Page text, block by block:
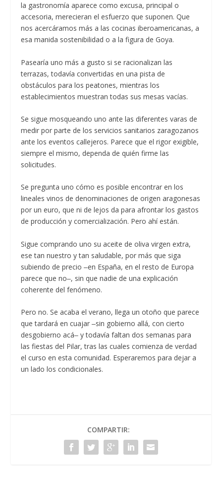
la gastronomía aparece como excusa, principal o
accesoria, merecieran el esfuerzo que suponen. Que
nos acercáramos más a las cocinas iberoamericanas, a
esa manida sostenibilidad o a la figura de Goya.
Pasearía uno más a gusto si se racionalizan las
terrazas, todavía convertidas en una pista de
obstáculos para los peatones, mientras los
establecimientos muestran todas sus mesas vacías.
Se sigue mosqueando uno ante las diferentes varas de
medir por parte de los servicios sanitarios zaragozanos
ante los eventos callejeros. Parece que el rigor exigible,
siempre el mismo, dependa de quién firme las
solicitudes.
Se pregunta uno cómo es posible encontrar en los
lineales vinos de denominaciones de origen aragonesas
por un euro, que ni de lejos da para afrontar los gastos
de producción y comercialización. Pero ahí están.
Sigue comprando uno su aceite de oliva virgen extra,
ese tan nuestro y tan saludable, por más que siga
subiendo de precio ‒en España, en el resto de Europa
parece que no‒, sin que nadie de una explicación
coherente del fenómeno.
Pero no. Se acaba el verano, llega un otoño que parece
que tardará en cuajar ‒sin gobierno allá, con cierto
desgobierno acá‒ y todavía faltan dos semanas para
las fiestas del Pilar, tras las cuales comienza de verdad
el curso en esta comunidad. Esperaremos para dejar a
un lado los condicionales.
COMPARTIR: